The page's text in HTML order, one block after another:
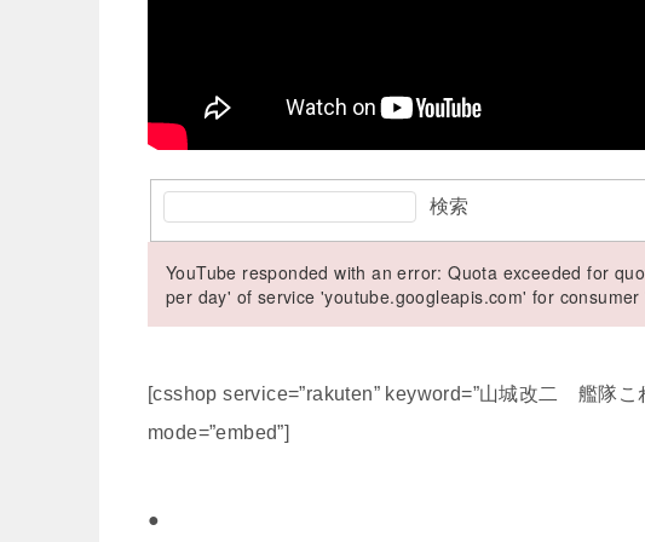
検索
YouTube responded with an error: Quota exceeded for
per day' of service 'youtube.googleapis.com' for
[csshop service=”rakuten” keyword=”山城改二 艦隊こ
mode=”embed”]
●